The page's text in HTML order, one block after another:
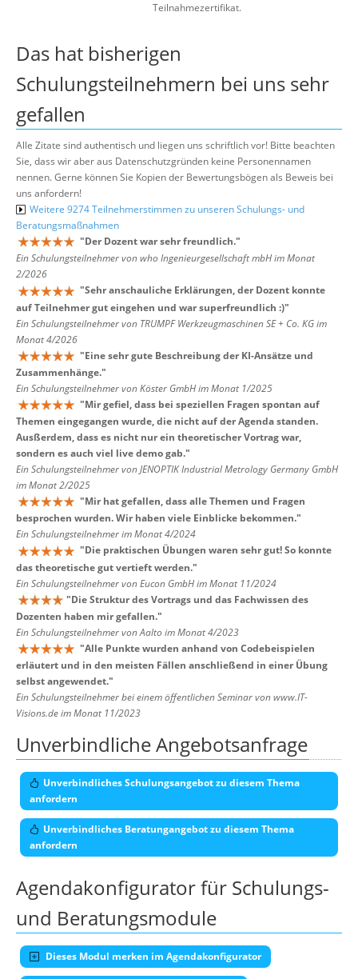
Teilnahmezertifikat.
Das hat bisherigen
Schulungsteilnehmern bei uns sehr
gefallen
Alle Zitate sind authentisch und liegen uns schriftlich vor! Bitte beachten
Sie, dass wir aber aus Datenschutzgründen keine Personennamen
nennen. Gerne können Sie Kopien der Bewertungsbögen als Beweis bei
uns anfordern!
Weitere 9274 Teilnehmerstimmen zu unseren Schulungs- und
Beratungsmaßnahmen
"Der Dozent war sehr freundlich."
Ein Schulungsteilnehmer von who Ingenieurgesellschaft mbH im Monat
2/2026
"Sehr anschauliche Erklärungen, der Dozent konnte
auf Teilnehmer gut eingehen und war superfreundlich :)"
Ein Schulungsteilnehmer von TRUMPF Werkzeugmaschinen SE + Co. KG im
Monat 4/2026
"Eine sehr gute Beschreibung der KI-Ansätze und
Zusammenhänge."
Ein Schulungsteilnehmer von Köster GmbH im Monat 1/2025
"Mir gefiel, dass bei speziellen Fragen spontan auf
Themen eingegangen wurde, die nicht auf der Agenda standen.
Ausßerdem, dass es nicht nur ein theoretischer Vortrag war,
sondern es auch viel live demo gab."
Ein Schulungsteilnehmer von JENOPTIK Industrial Metrology Germany GmbH
im Monat 2/2025
"Mir hat gefallen, dass alle Themen und Fragen
besprochen wurden. Wir haben viele Einblicke bekommen."
Ein Schulungsteilnehmer im Monat 4/2024
"Die praktischen Übungen waren sehr gut! So konnte
das theoretische gut vertieft werden."
Ein Schulungsteilnehmer von Eucon GmbH im Monat 11/2024
"Die Struktur des Vortrags und das Fachwissen des
Dozenten haben mir gefallen."
Ein Schulungsteilnehmer von Aalto im Monat 4/2023
"Alle Punkte wurden anhand von Codebeispielen
erläutert und in den meisten Fällen anschließend in einer Übung
selbst angewendet."
Ein Schulungsteilnehmer bei einem öffentlichen Seminar von www.IT-
Visions.de im Monat 11/2023
Unverbindliche Angebotsanfrage
Unverbindliches Schulungsangebot zu diesem Thema
anfordern
Unverbindliches Beratungangebot zu diesem Thema
anfordern
Agendakonfigurator für Schulungs-
und Beratungsmodule
Dieses Modul merken im Agendakonfigurator